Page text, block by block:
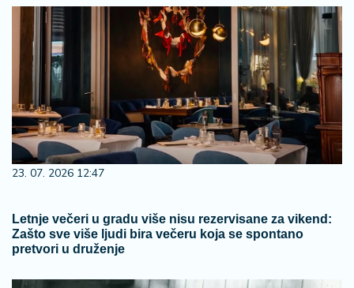
23. 07. 2026 12:47
Letnje večeri u gradu više nisu rezervisane za vikend:
Zašto sve više ljudi bira večeru koja se spontano
pretvori u druženje